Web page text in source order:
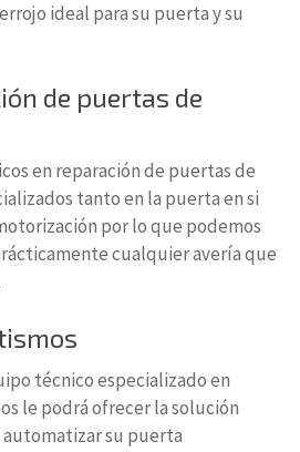
ideal para su puerta y su
de puertas de
en reparación de puertas de
tanto en la puerta en si
por lo que podemos
cualquier avería que
técnico especializado en
le podrá ofrecer la solución
su puerta